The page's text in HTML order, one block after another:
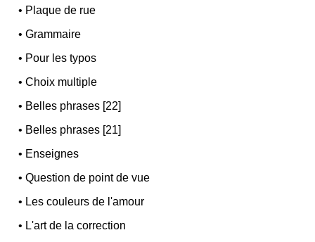
• Plaque de rue
•Grammaire
• Pour les typos
•Choix multiple
• Belles phrases [22]
• Belles phrases [21]
• Enseignes
•Question de point de vue
• Les couleurs de l'amour
• L'art de la correction